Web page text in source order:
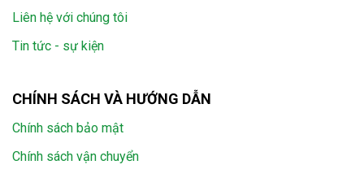
Liên hệ với chúng tôi
Tin tức - sự kiện
CHÍNH SÁCH VÀ HƯỚNG DẪN
Chính sách bảo mật
Chính sách vận chuyển